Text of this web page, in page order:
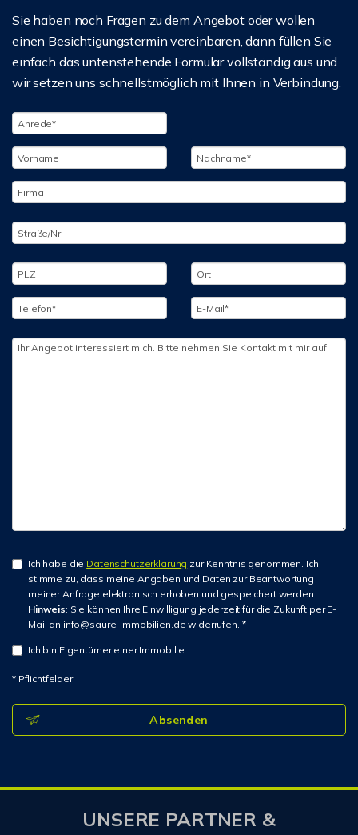
Sie haben noch Fragen zu dem Angebot oder wollen
einen Besichtigungstermin vereinbaren, dann füllen Sie
einfach das untenstehende Formular vollständig aus und
wir setzen uns schnellstmöglich mit Ihnen in Verbindung.
Ich habe die Datenschutzerklärung zur Kenntnis genommen. Ich
stimme zu, dass meine Angaben und Daten zur Beantwortung
meiner Anfrage elektronisch erhoben und gespeichert werden.
Hinweis: Sie können Ihre Einwilligung jederzeit für die Zukunft per E-
Mail an info@saure-immobilien.de widerrufen. *
Ich bin Eigentümer einer Immobilie.
* Pflichtfelder
Absenden
UNSERE PARTNER &